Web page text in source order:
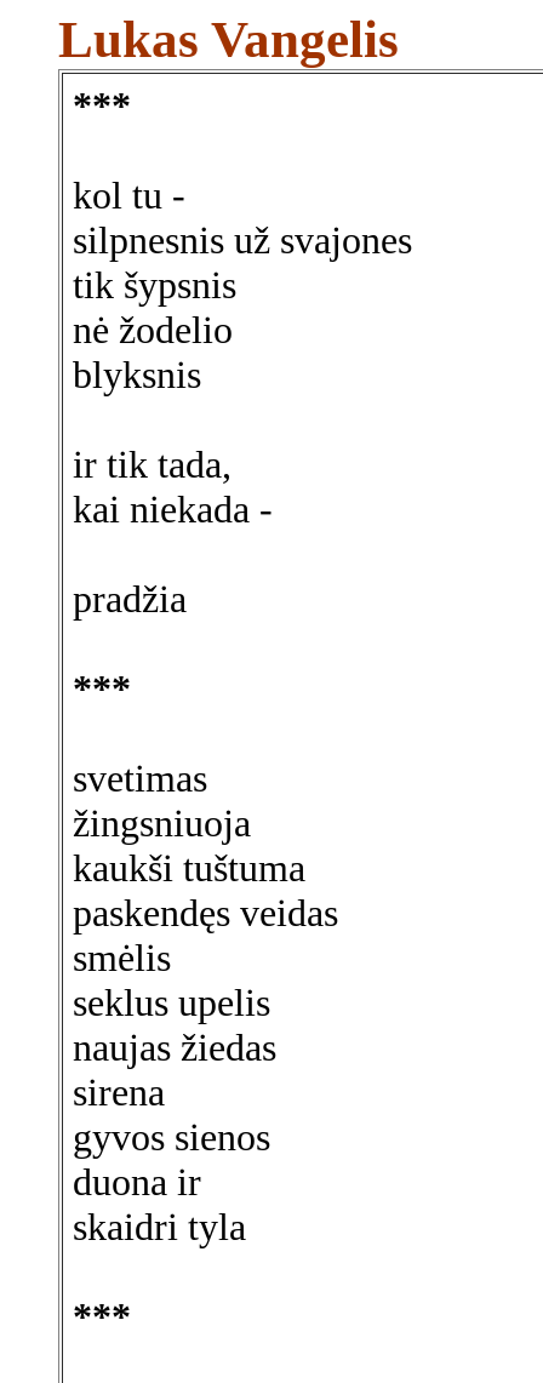
Lukas Vangelis
***
kol tu -
silpnesnis už svajones
tik šypsnis
nė žodelio
blyksnis
ir tik tada,
kai niekada -
pradžia
***
svetimas
žingsniuoja
kaukši tuštuma
paskendęs veidas
smėlis
seklus upelis
naujas žiedas
sirena
gyvos sienos
duona ir
skaidri tyla
***